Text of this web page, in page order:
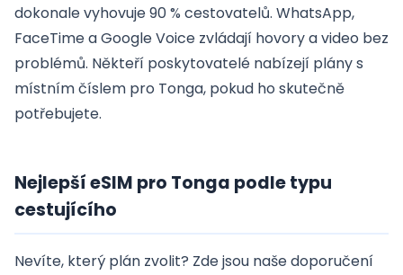
dokonale vyhovuje 90 % cestovatelů. WhatsApp,
FaceTime a Google Voice zvládají hovory a video bez
problémů. Někteří poskytovatelé nabízejí plány s
místním číslem pro Tonga, pokud ho skutečně
potřebujete.
Nejlepší eSIM pro Tonga podle typu
cestujícího
Nevíte, který plán zvolit? Zde jsou naše doporučení